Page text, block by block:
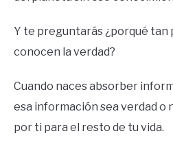
Y te preguntarás ¿porqué tan
conocen la verdad?
Cuando naces absorber
esa información sea verdad o
por ti para el resto de tu vida.